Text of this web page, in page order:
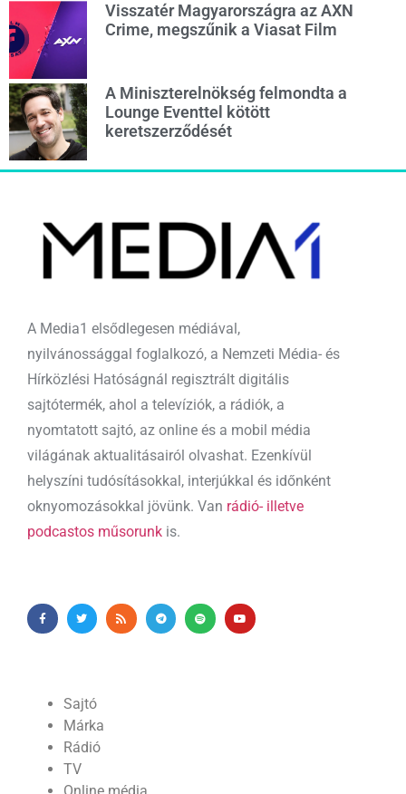
Visszatér Magyarországra az AXN
Crime, megszűnik a Viasat Film
A Miniszterelnökség felmondta a
Lounge Eventtel kötött
keretszerződését
A Media1 elsődlegesen médiával,
nyilvánossággal foglalkozó, a Nemzeti Média- és
Hírközlési Hatóságnál regisztrált digitális
sajtótermék, ahol a televíziók, a rádiók, a
nyomtatott sajtó, az online és a mobil média
világának aktualitásairól olvashat. Ezenkívül
helyszíni tudósításokkal, interjúkkal és időnként
oknyomozásokkal jövünk. Van rádió- illetve
podcastos műsorunk is.
Sajtó
Márka
Rádió
TV